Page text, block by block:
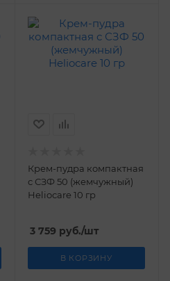
Крем-пудра компактная
с СЗФ 50 (жемчужный)
Нelioсare 10 гр
3 759 руб./шт
В КОРЗИНУ